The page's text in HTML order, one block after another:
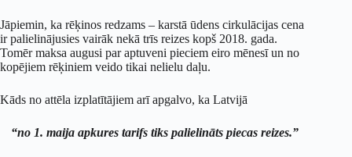
Jāpiemin, ka rēķinos redzams – karstā ūdens cirkulācijas cena
ir palielinājusies vairāk nekā trīs reizes kopš 2018. gada.
Tomēr maksa augusi par aptuveni pieciem eiro mēnesī un no
kopējiem rēķiniem veido tikai nelielu daļu.
Kāds no attēla izplatītājiem arī apgalvo, ka Latvijā
“no 1. maija apkures tarifs tiks palielināts piecas reizes.”